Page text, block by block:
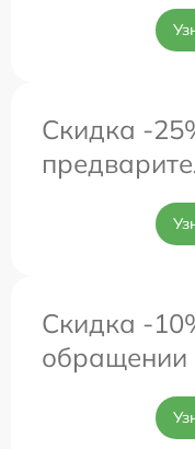
Скидка -
Скидка -
обращении